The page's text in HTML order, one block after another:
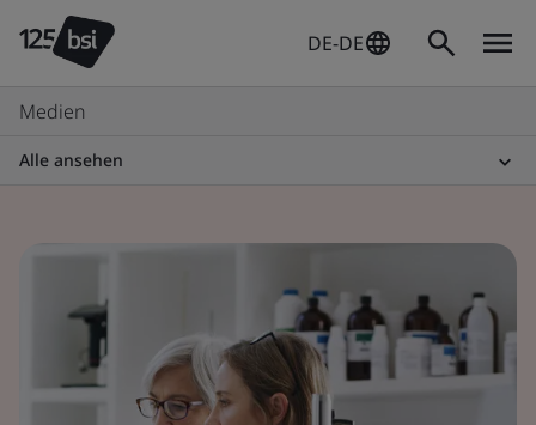
DE-DE
Medien
Alle ansehen